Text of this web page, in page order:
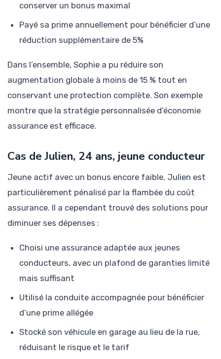
conserver un bonus maximal
Payé sa prime annuellement pour bénéficier d’une
réduction supplémentaire de 5%
Dans l’ensemble, Sophie a pu réduire son
augmentation globale à moins de 15 % tout en
conservant une protection complète. Son exemple
montre que la stratégie personnalisée d’économie
assurance est efficace.
Cas de Julien, 24 ans, jeune conducteur
Jeune actif avec un bonus encore faible, Julien est
particulièrement pénalisé par la flambée du coût
assurance. Il a cependant trouvé des solutions pour
diminuer ses dépenses :
Choisi une assurance adaptée aux jeunes
conducteurs, avec un plafond de garanties limité
mais suffisant
Utilisé la conduite accompagnée pour bénéficier
d’une prime allégée
Stocké son véhicule en garage au lieu de la rue,
réduisant le risque et le tarif